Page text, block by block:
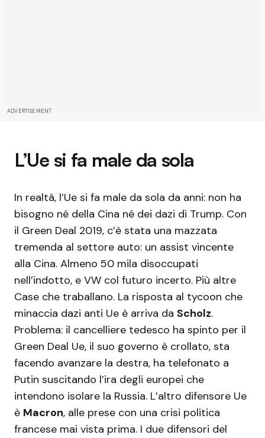
ADVERTISEMENT
L’Ue si fa male da sola
In realtà, l’Ue si fa male da sola da anni: non ha
bisogno né della Cina né dei dazi di Trump. Con
il Green Deal 2019, c’è stata una mazzata
tremenda al settore auto: un assist vincente
alla Cina. Almeno 50 mila disoccupati
nell’indotto, e VW col futuro incerto. Più altre
Case che traballano. La risposta al tycoon che
minaccia dazi anti Ue è arriva da Scholz.
Problema: il cancelliere tedesco ha spinto per il
Green Deal Ue, il suo governo è crollato, sta
facendo avanzare la destra, ha telefonato a
Putin suscitando l’ira degli europei che
intendono isolare la Russia. L’altro difensore Ue
è Macron, alle prese con una crisi politica
francese mai vista prima. I due difensori del